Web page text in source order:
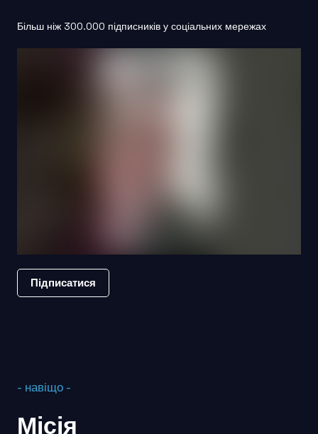
Більш ніж 300.000 підписників у соціальних мережах
Підписатися
- навіщо -
Місія